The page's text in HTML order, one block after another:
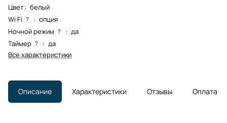
Цвет: белый
Wi Fi ? : опция
Ночной режим ? : да
Таймер ? : да
Все характеристики
Описание Характеристики Отзывы Оплата